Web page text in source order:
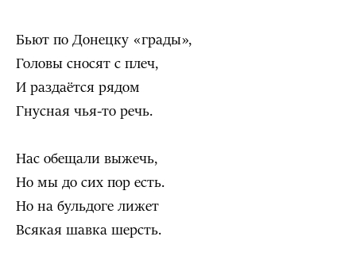
Бьют по Донецку «грады»,
Головы сносят с плеч,
И раздаётся рядом
Гнусная чья-то речь.
Нас обещали выжечь,
Но мы до сих пор есть.
Но на бульдоге лижет
Всякая шавка шерсть.